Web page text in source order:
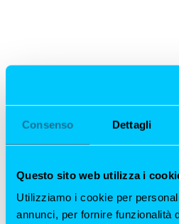
Consenso Dettagli
Questo sito web utilizza i
Utilizziamo i cookie per
annunci, per fornire funzionalità